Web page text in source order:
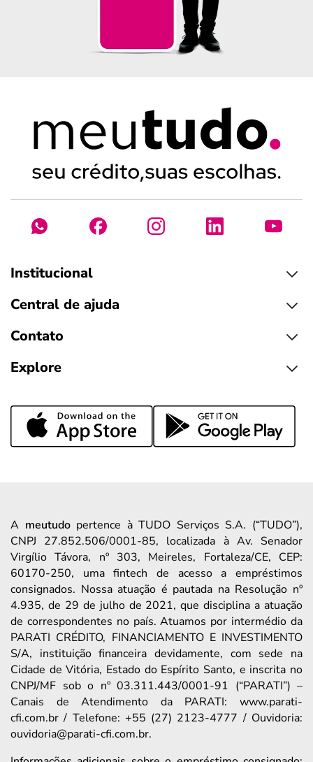
Institucional
Central de ajuda
Contato
Explore
A meutudopertence à TUDO Serviços S.A. (“TUDO”),
CNPJ 27.852.506/0001-85, localizada à Av. Senador
Virgílio Távora, nº 303, Meireles, Fortaleza/CE, CEP:
60170-250, uma fintech de acesso a empréstimos
consignados. Nossa atuação é pautada na Resolução nº
4.935, de 29 de julho de 2021, que disciplina a atuação
de correspondentes no país. Atuamos por intermédio da
PARATI CRÉDITO, FINANCIAMENTO E INVESTIMENTO
S/A, instituição financeira devidamente, com sede na
Cidade de Vitória, Estado do Espírito Santo, e inscrita no
CNPJ/MF sob o nº 03.311.443/0001-91 (“PARATI”) –
Canais de Atendimento da PARATI: www.parati-
cfi.com.br / Telefone: +55 (27) 2123-4777 / Ouvidoria:
ouvidoria@parati-cfi.com.br.